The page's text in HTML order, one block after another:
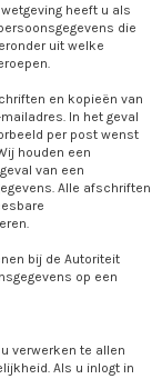
heeft u als
die
uit welke
en kopieën van
In het geval
per post wenst
houden een
van een
Alle afschriften
bij de Autoriteit
op een
verwerken te allen
Als u inlogt in